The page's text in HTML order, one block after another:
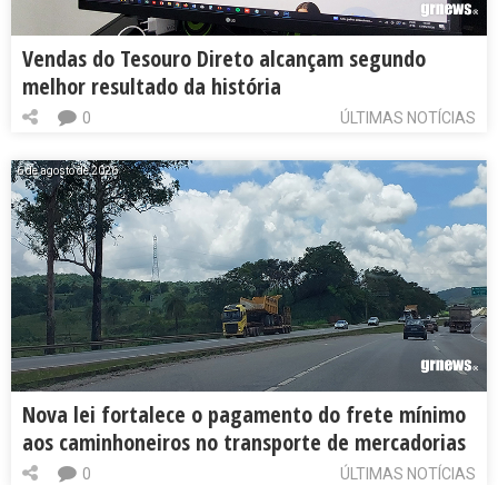
Vendas do Tesouro Direto alcançam segundo
melhor resultado da história
ÚLTIMAS NOTÍCIAS
0
6 de agosto de 2026
Nova lei fortalece o pagamento do frete mínimo
aos caminhoneiros no transporte de mercadorias
ÚLTIMAS NOTÍCIAS
0